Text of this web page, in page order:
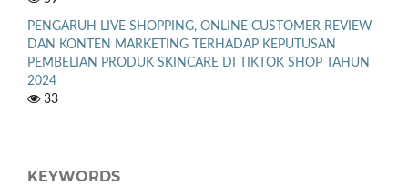
PENGARUH LIVE SHOPPING, ONLINE CUSTOMER REVIEW
DAN KONTEN MARKETING TERHADAP KEPUTUSAN
PEMBELIAN PRODUK SKINCARE DI TIKTOK SHOP TAHUN
2024
33
KEYWORDS